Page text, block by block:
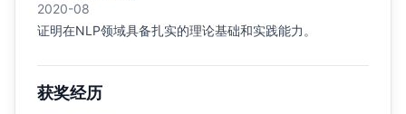
2020-08
证明在NLP领域具备扎实的理论基础和实践能力。
获奖经历